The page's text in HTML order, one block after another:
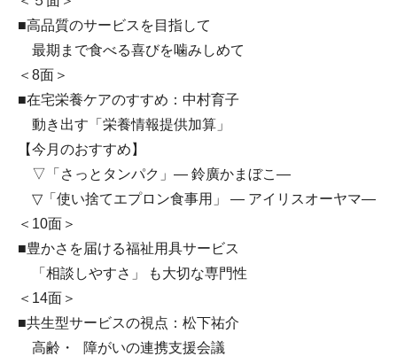
■高品質のサービスを目指して
最期まで食べる喜びを噛みしめて
＜8面＞
■在宅栄養ケアのすすめ：中村育子
動き出す「栄養情報提供加算」
【今月のおすすめ】
▽「さっとタンパク」― 鈴廣かまぼこ―
▽「使い捨てエプロン食事用」 ― アイリスオーヤマ―
＜10面＞
■豊かさを届ける福祉用具サービス
「相談しやすさ」 も大切な専門性
＜14面＞
■共生型サービスの視点：松下祐介
高齢・ 障がいの連携支援会議